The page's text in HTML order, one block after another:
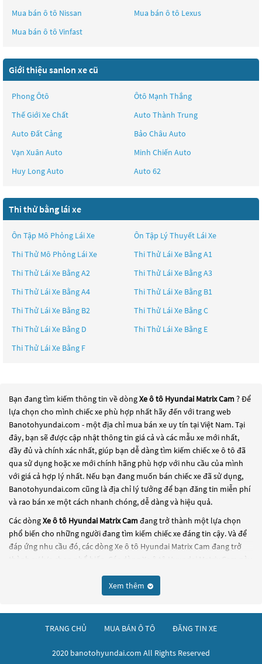
Mua bán ô tô Nissan Mua bán ô tô Lexus
Mua bán ô tô Vinfast
Giới thiệu sanlon xe cũ
Phong Ôtô
Ôtô Mạnh Thắng
Thế Giới Xe Chất
Auto Thành Trung
Auto Đất Cảng
Bảo Châu Auto
Vạn Xuân Auto
Minh Chiến Auto
Huy Long Auto
Auto 62
Thi thử bằng lái xe
Ôn Tập Mô Phỏng Lái Xe
Ôn Tập Lý Thuyết Lái Xe
Thi Thử Mô Phỏng Lái Xe
Thi Thử Lái Xe Bằng A1
Thi Thử Lái Xe Bằng A2
Thi Thử Lái Xe Bằng A3
Thi Thử Lái Xe Bằng A4
Thi Thử Lái Xe Bằng B1
Thi Thử Lái Xe Bằng B2
Thi Thử Lái Xe Bằng C
Thi Thử Lái Xe Bằng D
Thi Thử Lái Xe Bằng E
Thi Thử Lái Xe Bằng F
Bạn đang tìm kiếm thông tin về dòngXe ô tô Hyundai Matrix Cam? Để
lựa chọn cho mình chiếc xe phù hợp nhất hãy đến với trang web
Banotohyundai.com - một địa chỉ mua bán xe uy tín tại Việt Nam. Tại
đây, bạn sẽ được cập nhật thông tin giá cả và các mẫu xe mới nhất,
đầy đủ và chính xác nhất, giúp bạn dễ dàng tìm kiếm chiếc xe ô tô đã
qua sử dụng hoặc xe mới chính hãng phù hợp với nhu cầu của mình
với giá cả hợp lý nhất. Nếu bạn đang muốn bán chiếc xe đã sử dụng,
Banotohyundai.com cũng là địa chỉ lý tưởng để bạn đăng tin miễn phí
và rao bán xe một cách nhanh chóng, dễ dàng và hiệu quả.
Các dòngXe ô tô Hyundai Matrix Camđang trở thành một lựa chọn
phổ biến cho những người đang tìm kiếm chiếc xe đáng tin cậy. Và để
đáp ứng nhu cầu đó, các dòngXe ô tô Hyundai Matrix Cam đang trở
thành sự lựa chọn phổ biến. Các dòng
này
mới với thiết kế hiện đại và công nghệ tiên tiến. Các dòng
này đều được kiểm tra và bảo dưỡng kỹ lưỡng để
đảm bảo chất lượng và hiệu suất tốt nhất. Nếu bạn đang tìm kiếm
một chiếc xe, hãy khám phá các dòngXe ô tô Hyundai Matrix Cam
Banotohyundai.com.
Xem thêm
TRANG CHỦ MUA BÁN Ô TÔ ĐĂNG TIN XE
2020 banotohyundai.com All Rights Reserved